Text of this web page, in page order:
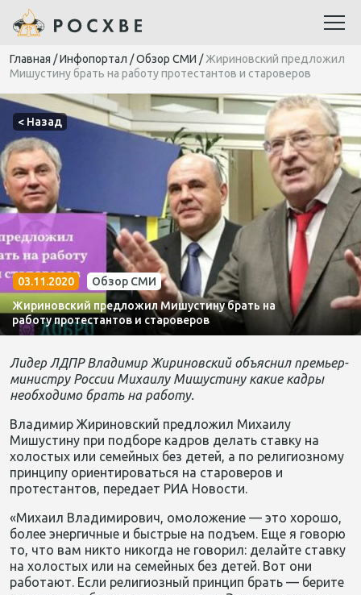
Главная /Инфопортал /Обзор СМИ /Жириновский предложил
Мишустину брать на работу протестантов и староверов
< Назад
03.11.2020
Обзор СМИ
Жириновский предложил Мишустину брать на
работу протестантов и староверов
Лидер ЛДПР Владимир Жириновский объяснил премьер-
министру России Михаилу Мишустину какие кадры
необходимо брать на работу.
Владимир Жириновский предложил Михаилу
Мишустину при подборе кадров делать ставку на
холостых или семейных без детей, а по религиозному
принципу ориентироваться на староверов и
протестантов, передает РИА Новости.
«Михаил Владимирович, омоложение — это хорошо,
более энергичные и быстрые на подъем. Еще я говорю
то, что вам никто никогда не говорил: делайте ставку
на холостых или на семейных без детей. Вот они
работают. Если религиозный принцип брать — берите